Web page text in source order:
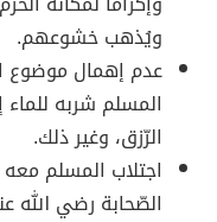
ويُذهب خشوعهم.
عدم إهمال موضوع
المسلم شربه
الرّزق، وغير ذلك.
اجتلاب المسلم
الصّحابة رضي الله